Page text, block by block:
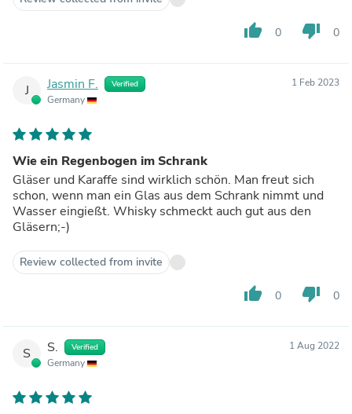
thumb_up 0 thumb_down 0
J Jasmin F. Verified
Germany
1 Feb 2023
Wie ein Regenbogen im Schrank
Gläser und Karaffe sind wirklich schön. Man freut sich
schon, wenn man ein Glas aus dem Schrank nimmt und
Wasser eingießt. Whisky schmeckt auch gut aus den
Gläsern;-)
Review collected from invite
thumb_up 0 thumb_down 0
S S. Verified
Germany
1 Aug 2022